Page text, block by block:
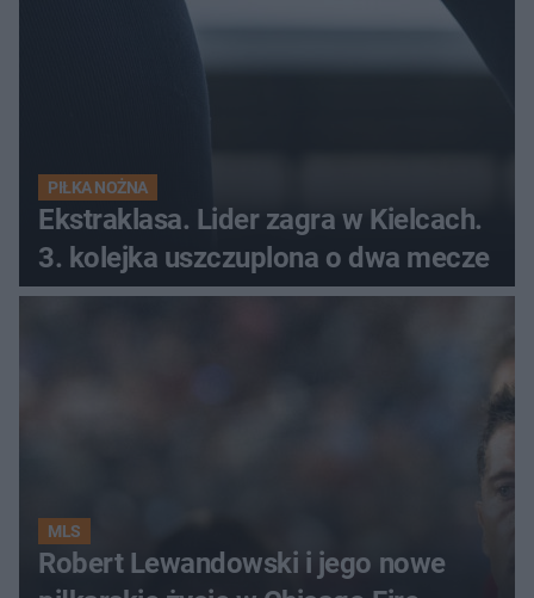
PIŁKA NOŻNA
Ekstraklasa. Lider zagra w Kielcach.
3. kolejka uszczuplona o dwa mecze
MLS
Robert Lewandowski i jego nowe